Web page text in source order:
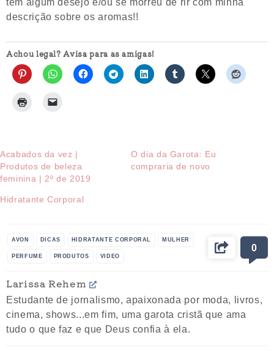
descrição sobre os aromas!!
Achou legal? Avisa para as amigas!
Acabados da vez |
Produtos de beleza
feminina | 2º de 2019
O dia da Garota: Eu
compraria de novo
Hidratante Corporal
AVON DICAS HIDRATANTE CORPORAL MULHER
PERFUME PRODUTOS VIDEO
0
Larissa Rehem
Estudante de jornalismo, apaixonada por moda, livros,
cinema, shows...em fim, uma garota cristã que ama
tudo o que faz e que Deus confia à ela.